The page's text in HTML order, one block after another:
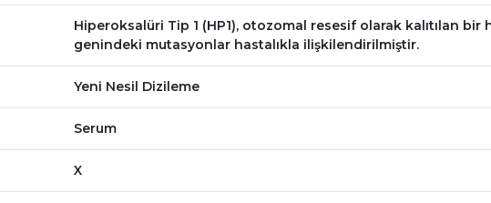
Hiperoksalüri Tip 1 (HP1), otozomal resesif olarak kalıtılan bir
genindeki mutasyonlar hastalıkla ilişkilendirilmiştir.
Yeni Nesil Dizileme
Serum
X